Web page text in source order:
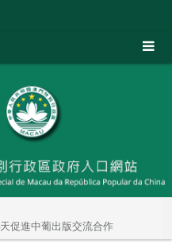
促進中葡出版交流合作